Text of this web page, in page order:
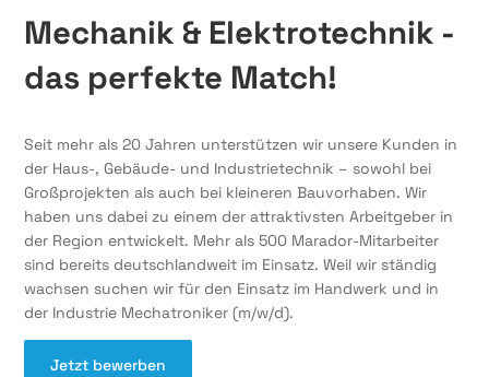
Mechanik & Elektrotechnik -
das perfekte Match!
Seit mehr als 20 Jahren unterstützen wir unsere Kunden in
der Haus-, Gebäude- und Industrietechnik – sowohl bei
Großprojekten als auch bei kleineren Bauvorhaben. Wir
haben uns dabei zu einem der attraktivsten Arbeitgeber in
der Region entwickelt. Mehr als 500 Marador-Mitarbeiter
sind bereits deutschlandweit im Einsatz. Weil wir ständig
wachsen suchen wir für den Einsatz im Handwerk und in
der Industrie Mechatroniker (m/w/d).
Jetzt bewerben